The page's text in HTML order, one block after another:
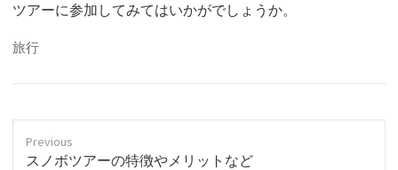
ツアーに参加してみてはいかがでしょうか。
旅行
Previous
P
スノボツアーの特徴やメリットなど